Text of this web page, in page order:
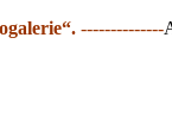
--------------